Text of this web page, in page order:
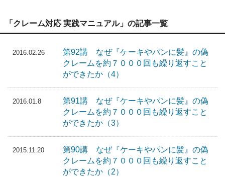
「クレーム対応 実践マニュアル」の記事一覧
2016.02.26
第92講 なぜ『ケーキやパンに髪』の偽
クレームを約７０００回も繰り返すこと
ができたか（4）
2016.01.8
第91講 なぜ『ケーキやパンに髪』の偽
クレームを約７０００回も繰り返すこと
ができたか（3）
2015.11.20
第90講 なぜ『ケーキやパンに髪』の偽
クレームを約７０００回も繰り返すこと
ができたか（2）